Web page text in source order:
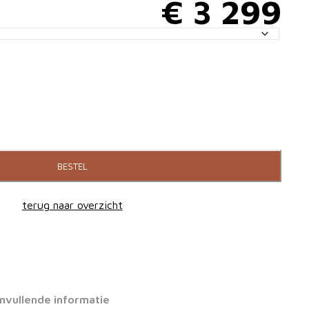
€ 3 299
BESTEL
terug naar overzicht
informatie